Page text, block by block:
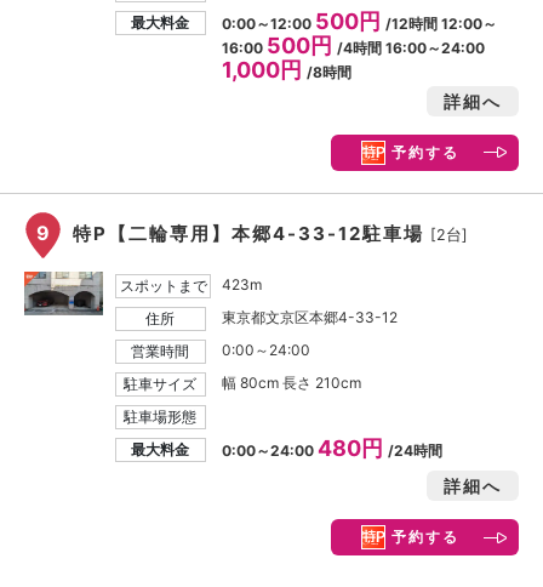
最大料金
0:00～12:00 500円 /12時間 12:00～
16:00 500円 /4時間 16:00～24:00
1,000円 /8時間
詳細へ
予約する
9 特P【二輪専用】本郷4-33-12駐車場 [2台]
スポットまで
423m
住所
東京都文京区本郷4-33-12
営業時間
0:00～24:00
駐車サイズ
幅 80cm 長さ 210cm
駐車場形態
最大料金
0:00～24:00480円 /24時間
詳細へ
予約する